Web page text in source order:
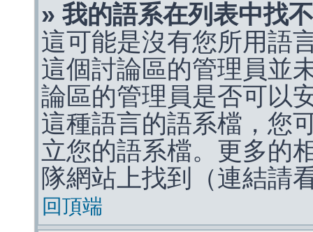
» 我的語系在列表中找
這可能是沒有您所用語
這個討論區的管理員並
論區的管理員是否可以
這種語言的語系檔，您
立您的語系檔。更多的
隊網站上找到（連結請
回頂端